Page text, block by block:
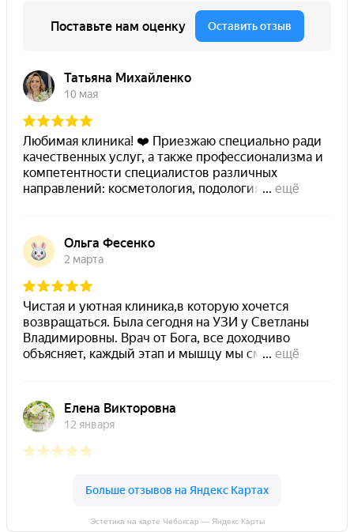
Эстетика на карте Чебоксар — Яндекс Карты